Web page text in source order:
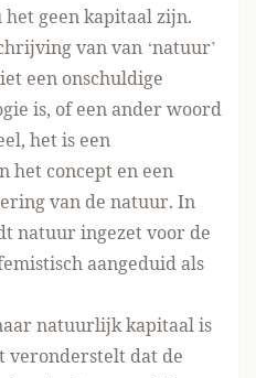
het geen kapitaal zijn.
van van ‘natuur’
een onschuldige
is, of een ander woord
het is een
het concept en een
van de natuur. In
natuur ingezet voor de
aangeduid als
natuurlijk kapitaal is
veronderstelt dat de